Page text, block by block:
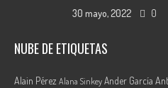
30 mayo, 2022 0
NUBE DE ETIQUETAS
Alain Pérez Alana SinkeyAnder García